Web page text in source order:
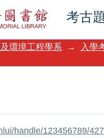
考古題
環境工程學系 → 入學
handle/123456789/